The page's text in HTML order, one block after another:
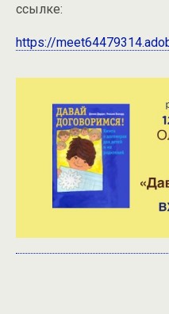
ссылке:
https://